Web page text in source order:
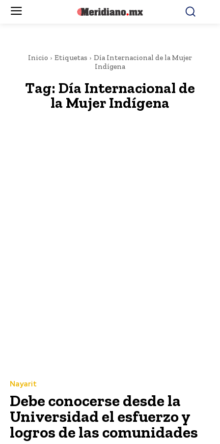
Inicio Etiquetas
Día Internacional de la Mujer
Indígena
Tag: Día Internacional de
la Mujer Indígena
Nayarit
Debe conocerse desde la
Universidad el esfuerzo y
logros de las comunidades